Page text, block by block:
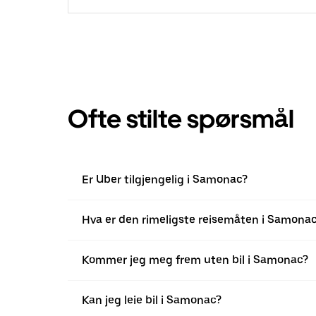
Ofte stilte spørsmål
Er Uber tilgjengelig i Samonac?
Hva er den rimeligste reisemåten i
Kommer jeg meg frem uten bil i Samonac?
Kan jeg leie bil i Samonac?